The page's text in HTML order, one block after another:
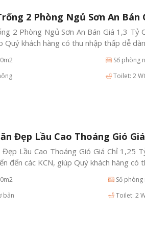
2 Phòng Ngủ Sơn An Bán
2 Phòng Ngủ Sơn An Bán Giá 1,3 Tỷ
Quý khách hàng có thu nhập thấp dễ
Số phòng
Toilet: 2
Đẹp Lầu Cao Thoáng Gió
Đẹp Lầu Cao Thoáng Gió Giá Chỉ 1,25
đến các KCN, giúp Quý khách hàng có
Số phòng
bản
Toilet: 2